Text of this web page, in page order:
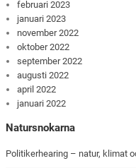
februari 2023
januari 2023
november 2022
oktober 2022
september 2022
augusti 2022
april 2022
januari 2022
Natursnokarna
Politikerhearing – natur, klimat